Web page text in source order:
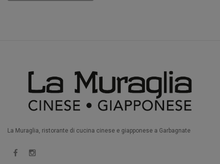
La Muraglia, ristorante di cucina cinese e giapponese a Garbagnate